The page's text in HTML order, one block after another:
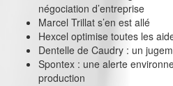
négociation d’entreprise
Marcel Trillat s’en est allé
Hexcel optimise toutes les
Dentelle de Caudry : un
Spontex : une alerte
production